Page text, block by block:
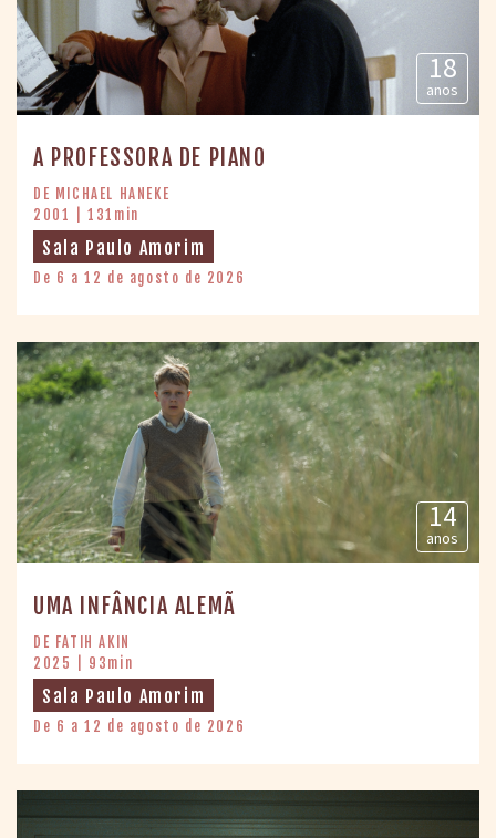
18
anos
A PROFESSORA DE PIANO
DE MICHAEL HANEKE
2001 | 131min
Sala Paulo Amorim
De 6 a 12 de agosto de 2026
14
anos
UMA INFÂNCIA ALEMÃ
DE FATIH AKIN
2025 | 93min
Sala Paulo Amorim
De 6 a 12 de agosto de 2026